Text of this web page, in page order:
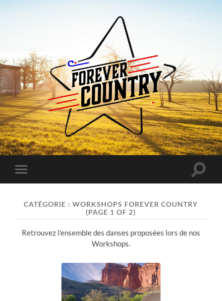
Forever
Country
Toggle
mobile
Toggle
CATÉGORIE :WORKSHOPS FOREVER COUNTRY
(PAGE 1 OF 2)
Retrouvez l’ensemble des danses proposées lors de nos
Workshops.